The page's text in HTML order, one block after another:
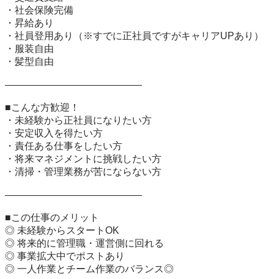
・社会保険完備
・昇給あり
・社員登用あり（※すでに正社員ですがキャリアUPあり）
・服装自由
・髪型自由
――――――――――――――
■こんな方歓迎！
・未経験から正社員になりたい方
・安定収入を得たい方
・責任ある仕事をしたい方
・将来マネジメントに挑戦したい方
・清掃・管理業務が苦にならない方
――――――――――――――
■この仕事のメリット
◎ 未経験からスタートOK
◎ 将来的に管理職・運営側に回れる
◎ 事業拡大中でポストあり
◎ 一人作業とチーム作業のバランス◎